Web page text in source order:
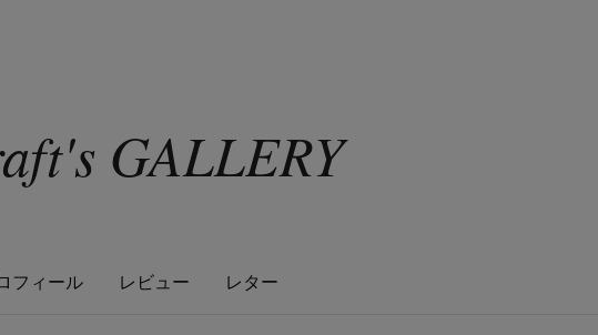
GALLERY
フィール レビュー レター